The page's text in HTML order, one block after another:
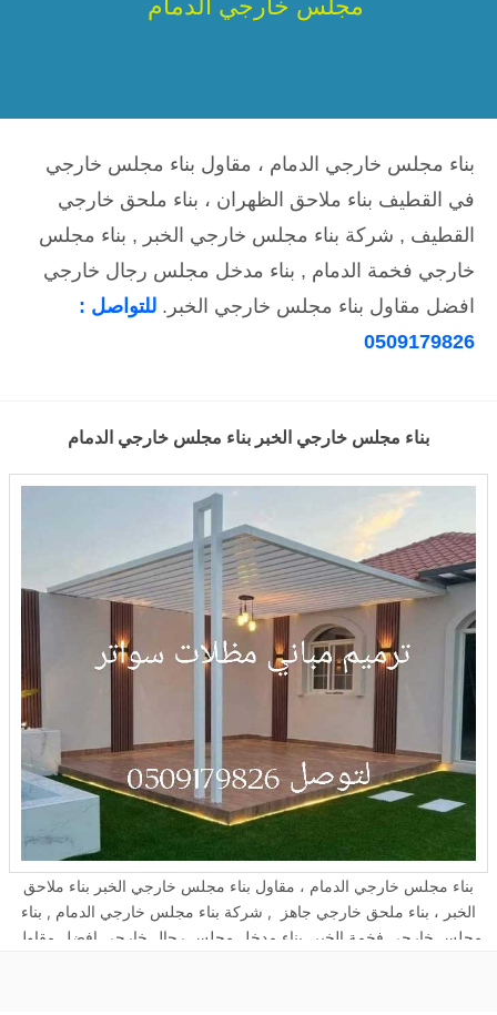
بناء مجلس خارجي الدمام ، مقاول بناء مجلس خارجي
في القطيف بناء ملاحق الظهران ، بناء ملحق خارجي
القطيف , شركة بناء مجلس خارجي الخبر , بناء مجلس
خارجي فخمة الدمام , بناء مدخل مجلس رجال خارجي
افضل مقاول بناء مجلس خارجي الخبر. للتواصل :
0509179826
بناء مجلس خارجي الخبر بناء مجلس خارجي الدمام
بناء مجلس خارجي الدمام ، مقاول بناء مجلس خارجي الخبر بناء ملاحق
الخبر ، بناء ملحق خارجي جاهز , شركة بناء مجلس خارجي الدمام , بناء
مجلس خارجي فخمة الخبر, بناء مدخل مجلس رجال خارجي افضل مقاول